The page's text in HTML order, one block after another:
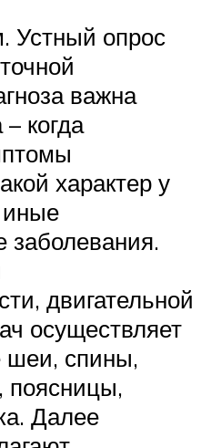
Устный опрос
важна
когда
характер у
иные
заболевания.
двигательной
осуществляет
спины,
поясницы,
Далее